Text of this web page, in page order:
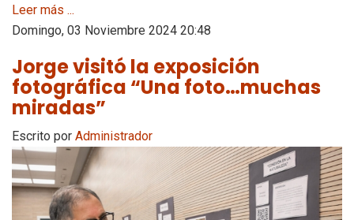
Leer más ...
Domingo, 03 Noviembre 2024 20:48
Jorge visitó la exposición
fotográfica “Una foto…muchas
miradas”
Escrito por Administrador